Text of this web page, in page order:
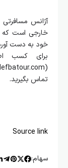
آژانس مسافرتی
خارجی است که
خود به دست
برای کسب
تماس بگیرید.
Source link
سهام: